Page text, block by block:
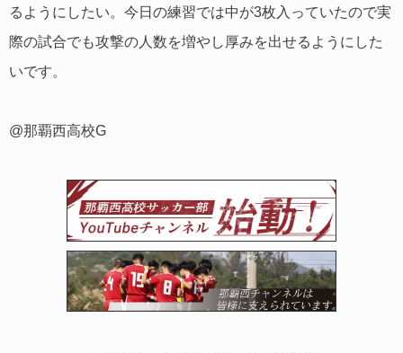
るようにしたい。今日の練習では中が3枚入っていたので実
際の試合でも攻撃の人数を増やし厚みを出せるようにした
いです。
@那覇西高校G